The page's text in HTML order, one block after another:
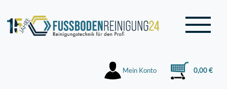
Mein Konto 0,00 €